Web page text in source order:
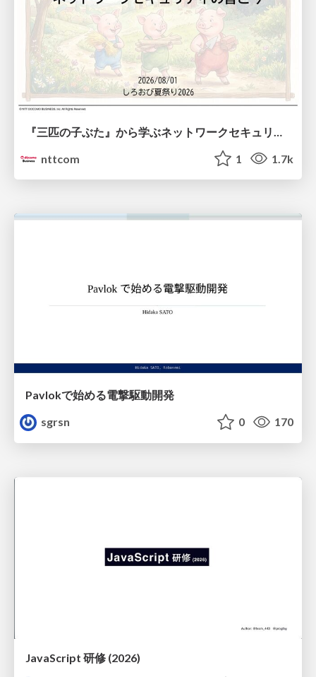
nttcom
1 1.7k
Pavlokで始める電撃駆動開発
sgrsn
0 170
JavaScript 研修 (2026)